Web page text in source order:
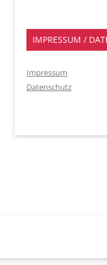
IMPRESSUM /
Impressum
Datenschutz